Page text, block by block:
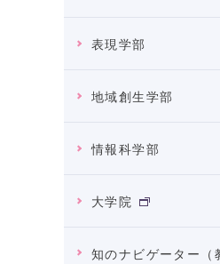
表現学部
地域創生学部
情報科学部
大学院
知のナビゲーター（